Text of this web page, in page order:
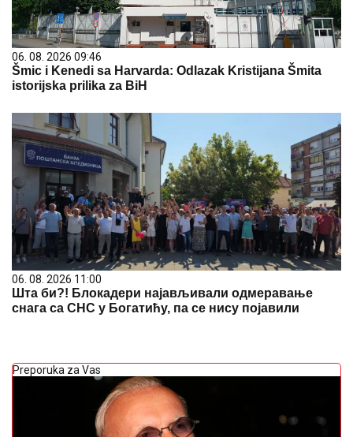
06. 08. 2026 09:46
Šmic i Kenedi sa Harvarda: Odlazak Kristijana Šmita
istorijska prilika za BiH
06. 08. 2026 11:00
Шта би?! Блокадери најављивали одмеравање
снага са СНС у Богатићу, па се нису појавили
Preporuka za Vas